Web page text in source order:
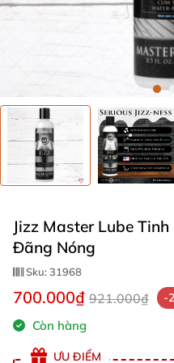
Jizz Master Lube
Đãng Nóng
Sku:31968
700.000₫ 921.000₫ -
Còn hàng
ƯU ĐIỂM